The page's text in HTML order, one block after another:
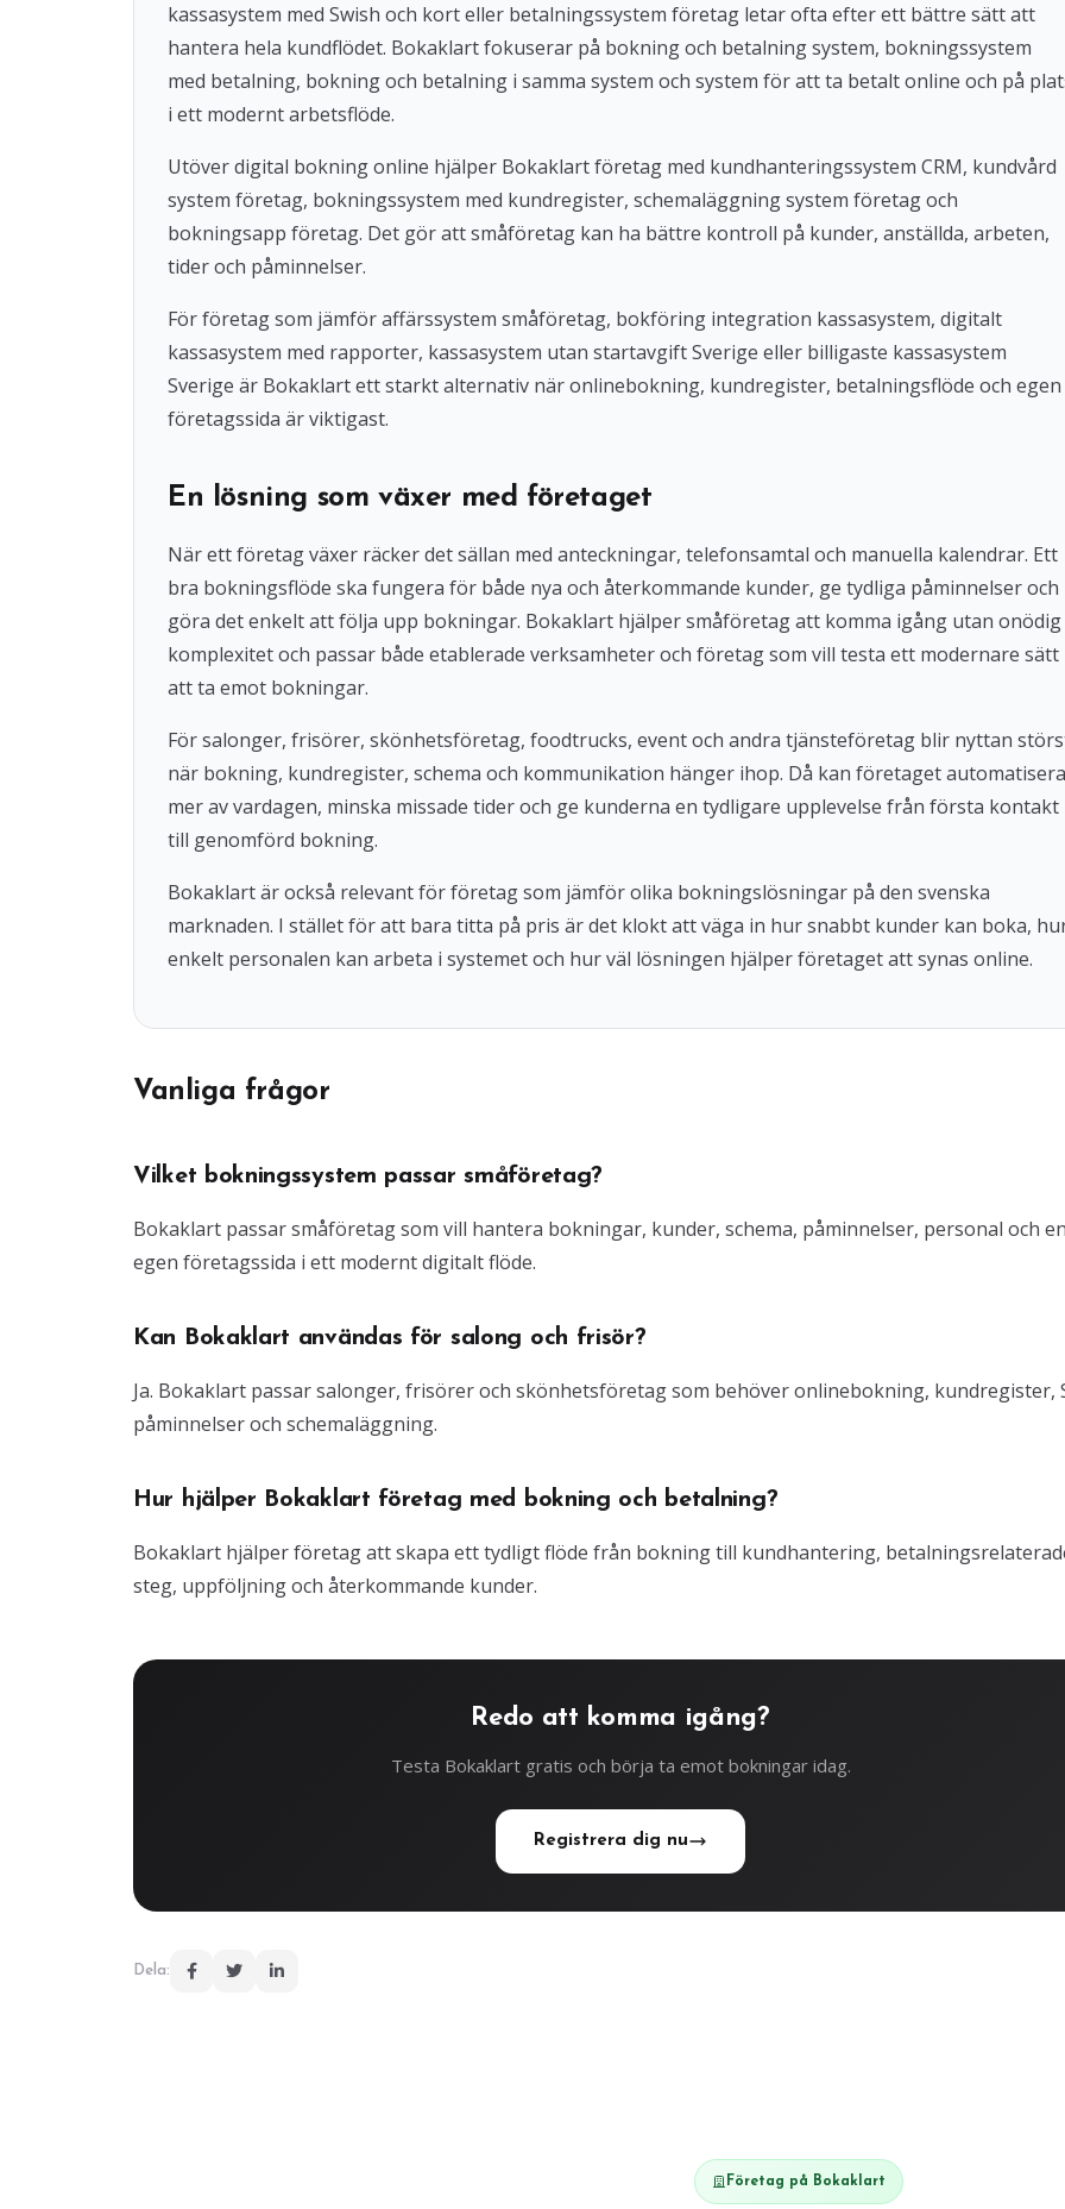
kassasystem med Swish och kort eller betalningssystem företag letar ofta efter ett bättre sätt att
hantera hela kundflödet. Bokaklart fokuserar på bokning och betalning system, bokningssystem
med betalning, bokning och betalning i samma system och system för att ta betalt online och på
i ett modernt arbetsflöde.
Utöver digital bokning online hjälper Bokaklart företag med kundhanteringssystem CRM, kundvård
system företag, bokningssystem med kundregister, schemaläggning system företag och
bokningsapp företag. Det gör att småföretag kan ha bättre kontroll på kunder, anställda, arbeten,
tider och påminnelser.
För företag som jämför affärssystem småföretag, bokföring integration kassasystem, digitalt
kassasystem med rapporter, kassasystem utan startavgift Sverige eller billigaste kassasystem
Sverige är Bokaklart ett starkt alternativ när onlinebokning, kundregister, betalningsflöde och egen
företagssida är viktigast.
En lösning som växer med företaget
När ett företag växer räcker det sällan med anteckningar, telefonsamtal och manuella kalendrar. Ett
bra bokningsflöde ska fungera för både nya och återkommande kunder, ge tydliga påminnelser och
göra det enkelt att följa upp bokningar. Bokaklart hjälper småföretag att komma igång utan onödig
komplexitet och passar både etablerade verksamheter och företag som vill testa ett modernare sätt
att ta emot bokningar.
För salonger, frisörer, skönhetsföretag, foodtrucks, event och andra tjänsteföretag blir nyttan
när bokning, kundregister, schema och kommunikation hänger ihop. Då kan företaget automatisera
mer av vardagen, minska missade tider och ge kunderna en tydligare upplevelse från första kontakt
till genomförd bokning.
Bokaklart är också relevant för företag som jämför olika bokningslösningar på den svenska
marknaden. I stället för att bara titta på pris är det klokt att väga in hur snabbt kunder kan boka,
enkelt personalen kan arbeta i systemet och hur väl lösningen hjälper företaget att synas online.
Vanliga frågor
Vilket bokningssystem passar småföretag?
Bokaklart passar småföretag som vill hantera bokningar, kunder, schema, påminnelser, personal och
egen företagssida i ett modernt digitalt flöde.
Kan Bokaklart användas för salong och frisör?
Ja. Bokaklart passar salonger, frisörer och skönhetsföretag som behöver onlinebokning, kundregister,
påminnelser och schemaläggning.
Hur hjälper Bokaklart företag med bokning och betalning?
Bokaklart hjälper företag att skapa ett tydligt flöde från bokning till kundhantering,
steg, uppföljning och återkommande kunder.
Redo att komma igång?
Testa Bokaklart gratis och börja ta emot bokningar idag.
Registrera dig nu
Dela:
Företag på Bokaklart